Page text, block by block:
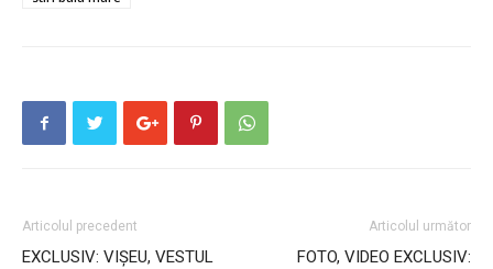
Articolul precedent
EXCLUSIV: VIȘEU, VESTUL
Articolul următor
FOTO, VIDEO EXCLUSIV: